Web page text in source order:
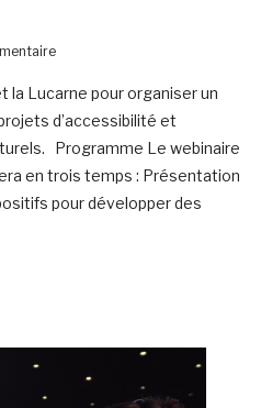
la Lucarne pour organiser un
d’accessibilité et
Programme Le webinaire
en trois temps : Présentation
pour développer des